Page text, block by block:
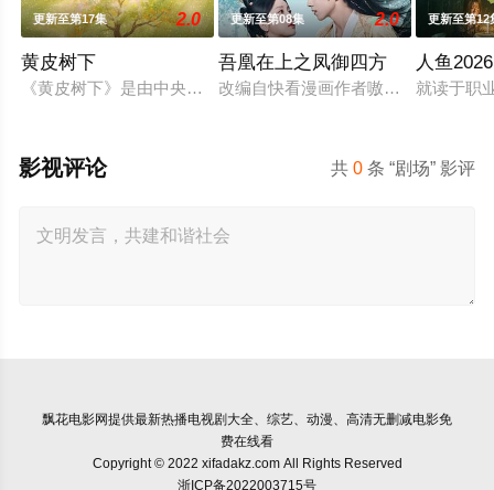
更新至第17集 2.0
黄皮树下
《黄皮树下》是由中央广播电视总台农业农村节目中心联合中
更新至第08集 2.0
吾凰在上之凤御四方
改编自快看漫画作者嗷小泽的独家连
更新至第12
人鱼2026
就读于职
共0 条 “剧场” 影评
影视评论
飘花电影网提供最新热播电视剧大全、综艺、动漫、高清无删减电影免
费在线看
Copyright © 2022 xifadakz.com All Rights Reserved
浙ICP备2022003715号